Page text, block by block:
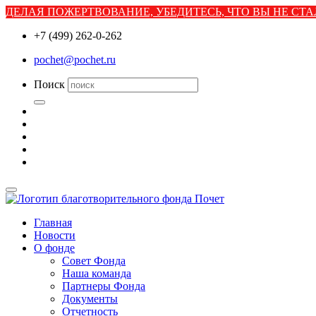
ДЕЛАЯ ПОЖЕРТВОВАНИЕ, УБЕДИТЕСЬ, ЧТО ВЫ НЕ
+7 (499) 262-0-262
pochet@pochet.ru
Поиск
Главная
Новости
О фонде
Совет Фонда
Наша команда
Партнеры Фонда
Документы
Отчетность